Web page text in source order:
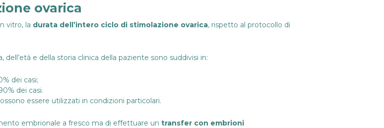
ovarica
vitro, la durata dell’intero ciclo di stimolazione ovarica, rispetto al protocollo di
e della storia clinica della paziente sono suddivisi in:
dei casi;
dei casi.
essere utilizzati in condizioni particolari.
embrionale a fresco ma di effettuare un transfer con embrioni